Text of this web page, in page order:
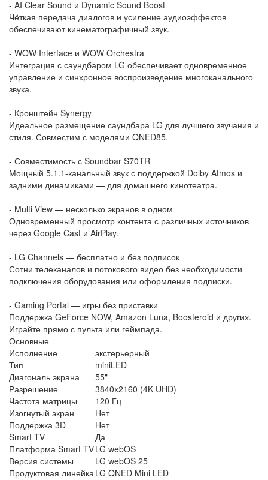
- AI Clear Sound и Dynamic Sound Boost
Чёткая передача диалогов и усиление аудиоэффектов
обеспечивают кинематографичный звук.
- WOW Interface и WOW Orchestra
Интеграция с саундбаром LG обеспечивает одновременное
управление и синхронное воспроизведение многоканального
звука.
- Кронштейн Synergy
Идеальное размещение саундбара LG для лучшего звучания и
стиля. Совместим с моделями QNED85.
- Совместимость с Soundbar S70TR
Мощный 5.1.1-канальный звук с поддержкой Dolby Atmos и
задними динамиками — для домашнего кинотеатра.
- Multi View — несколько экранов в одном
Одновременный просмотр контента с различных источников
через Google Cast и AirPlay.
- LG Channels — бесплатно и без подписок
Сотни телеканалов и потокового видео без необходимости
подключения оборудования или оформления подписки.
- Gaming Portal — игры без приставки
Поддержка GeForce NOW, Amazon Luna, Boosteroid и других.
Играйте прямо с пульта или геймпада.
Основные
Исполнение
экстерьерный
Тип
miniLED
Диагональ экрана
55"
Разрешение
3840x2160 (4K UHD)
Частота матрицы
120 Гц
Изогнутый экран
Нет
Поддержка 3D
Нет
Smart TV
Да
Платформа Smart TVLG webOS
Версия системы
LG webOS 25
Продуктовая линейка LG QNED Mini LED